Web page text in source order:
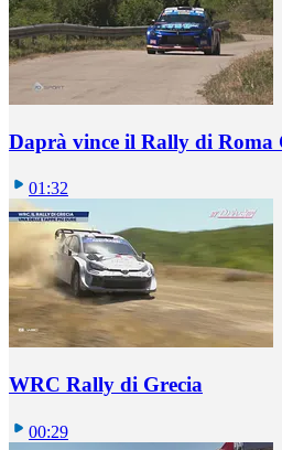
Daprà vince il Rally di Roma
01:32
WRC Rally di Grecia
00:29